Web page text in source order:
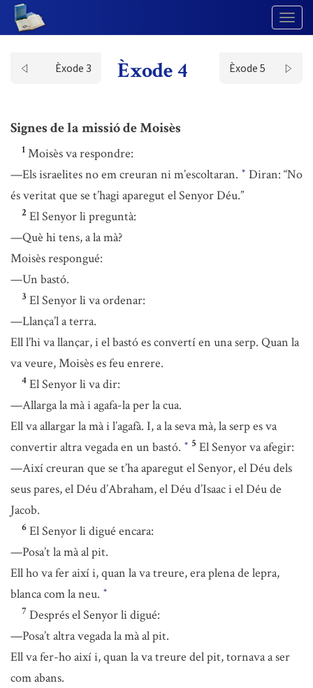
Èxode 3 Èxode 4 Èxode 5
Signes de la missió de Moisès
1 Moisès va respondre:
—Els israelites no em creuran ni m’escoltaran. * Diran: “No
és veritat que se t’hagi aparegut el Senyor Déu.”
2 El Senyor li preguntà:
—Què hi tens, a la mà?
Moisès respongué:
—Un bastó.
3 El Senyor li va ordenar:
—Llança’l a terra.
Ell l’hi va llançar, i el bastó es convertí en una serp. Quan la
va veure, Moisès es feu enrere.
4 El Senyor li va dir:
—Allarga la mà i agafa-la per la cua.
Ell va allargar la mà i l’agafà. I, a la seva mà, la serp es va
convertir altra vegada en un bastó. * 5 El Senyor va afegir:
—Així creuran que se t’ha aparegut el Senyor, el Déu dels
seus pares, el Déu d’Abraham, el Déu d’Isaac i el Déu de
Jacob.
6 El Senyor li digué encara:
—Posa’t la mà al pit.
Ell ho va fer així i, quan la va treure, era plena de lepra,
blanca com la neu. *
7 Després el Senyor li digué:
—Posa’t altra vegada la mà al pit.
Ell va fer-ho així i, quan la va treure del pit, tornava a ser
com abans.